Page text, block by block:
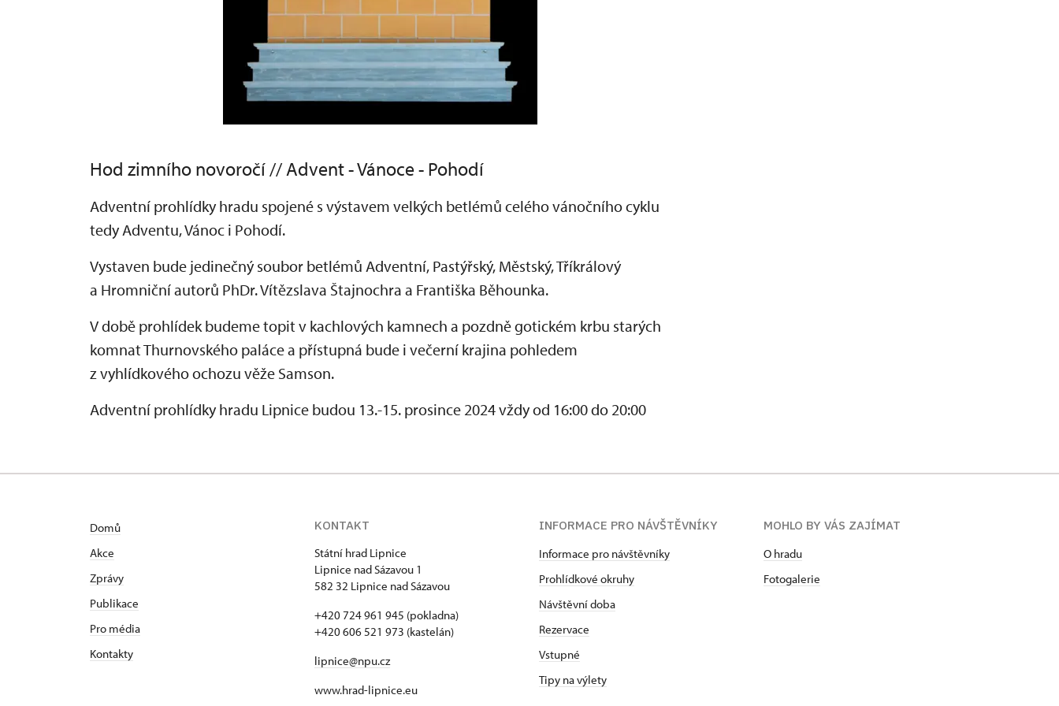
Hod zimního novoročí // Advent - Vánoce - Pohodí
Adventní prohlídky hradu spojené s výstavem velkých betlémů celého vánočního cyklu
tedy Adventu, Vánoc i Pohodí.
Vystaven bude jedinečný soubor betlémů Adventní, Pastýřský, Městský, Tříkrálový
a Hromniční autorů PhDr. Vítězslava Štajnochra a Františka Běhounka.
V době prohlídek budeme topit v kachlových kamnech a pozdně gotickém krbu starých
komnat Thurnovského paláce a přístupná bude i večerní krajina pohledem
z vyhlídkového ochozu věže Samson.
Adventní prohlídky hradu Lipnice budou 13.-15. prosince 2024 vždy od 16:00 do 20:00
Domů
Akce
Zprávy
Publikace
Pro média
Kontakty
KONTAKT
Státní hrad Lipnice
Lipnice nad Sázavou 1
582 32 Lipnice nad Sázavou
+420 724 961 945 (pokladna)
+420 606 521 973 (kastelán)
lipnice@npu.cz
www.hrad-lipnice.eu
INFORMACE PRO NÁVŠTĚVNÍKY
Informace pro návštěvníky
Prohlídkové okruhy
Návštěvní doba
Rezervace
Vstupné
Tipy na výlety
MOHLO BY VÁS ZAJÍMAT
O hradu
Fotogalerie